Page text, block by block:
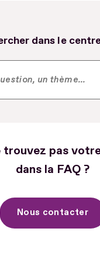
dans le
trouvez pas
dans la FAQ ?
Nous contacter